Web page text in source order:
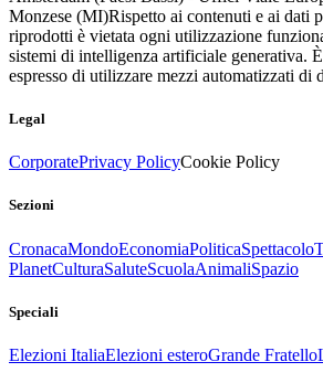
Monzese (MI)Rispetto ai contenuti e ai dati
riprodotti è vietata ogni utilizzazione
sistemi di intelligenza artificiale generativa.
espresso di utilizzare mezzi automatizzati di
Legal
CorporatePrivacy PolicyCookie Policy
Sezioni
CronacaMondoEconomiaPoliticaSpettacolo
PlanetCulturaSaluteScuolaAnimaliSpazio
Speciali
Elezioni ItaliaElezioni esteroGrande Fratello